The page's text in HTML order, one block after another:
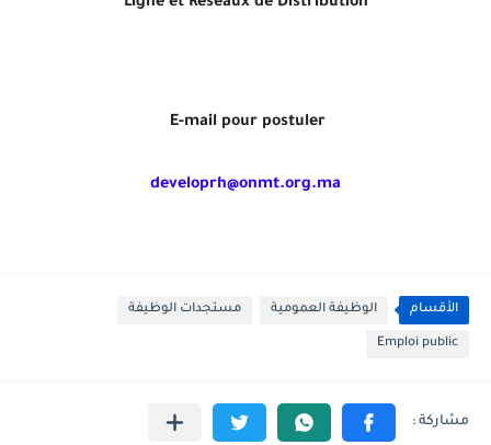
E-mail pour postuler
developrh@onmt.org.ma
الأقسام الوظيفة العمومية مستجدات الوظيفة
Emploi public